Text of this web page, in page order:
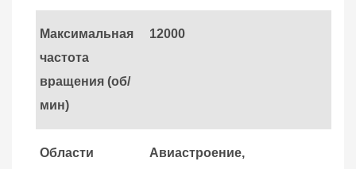
Максимальная
частота
вращения (об/
мин)
12000
Области
Авиастроение,